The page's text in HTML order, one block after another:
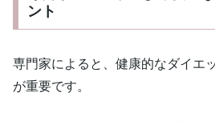
ント
専門家によると、健康的なダイエ
が重要です。